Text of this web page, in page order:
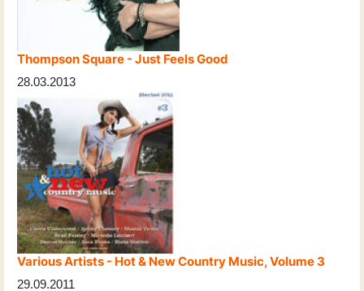
Thompson Square - Just Feels Good
28.03.2013
Various Artists - Hot & New Country Music, Volume 3
29.09.2011